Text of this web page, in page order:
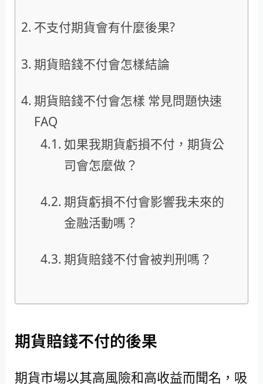
不支付期貨會有什麼後果?
期貨賠錢不付會怎樣結論
期貨賠錢不付會怎樣 常見問題快速
FAQ
如果我期貨虧損不付，期貨公
司會怎麼做？
期貨虧損不付會影響我未來的
金融活動嗎？
期貨賠錢不付會被判刑嗎？
期貨賠錢不付的後果
期貨市場以其高風險和高收益而聞名，吸